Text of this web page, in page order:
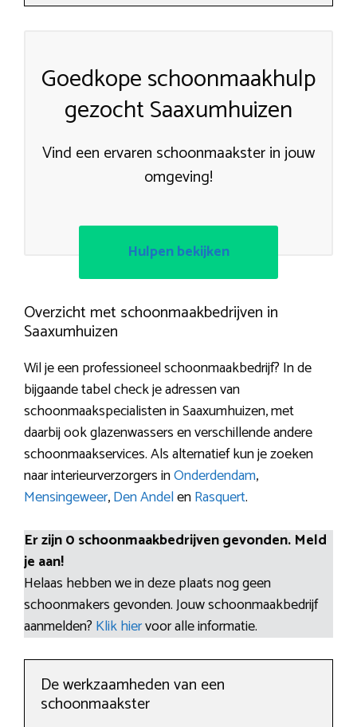
Goedkope schoonmaakhulp
gezocht Saaxumhuizen
Vind een ervaren schoonmaakster in jouw
omgeving!
Hulpen bekijken
Overzicht met schoonmaakbedrijven in
Saaxumhuizen
Wil je een professioneel schoonmaakbedrijf? In de
bijgaande tabel check je adressen van
schoonmaakspecialisten in Saaxumhuizen, met
daarbij ook glazenwassers en verschillende andere
schoonmaakservices. Als alternatief kun je zoeken
naar interieurverzorgers inOnderdendam,
Mensingeweer,Den AndelenRasquert.
Er zijn 0 schoonmaakbedrijven gevonden. Meld
je aan!
Helaas hebben we in deze plaats nog geen
schoonmakers gevonden. Jouw schoonmaakbedrijf
aanmelden? Klik hiervoor alle informatie.
De werkzaamheden van een
schoonmaakster